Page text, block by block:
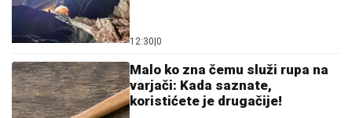
12:30 0
Malo ko zna čemu služi rupa na
varjači: Kada saznate,
koristićete je drugačije!